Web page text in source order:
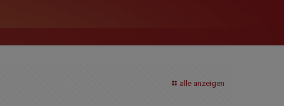
alle anzeigen